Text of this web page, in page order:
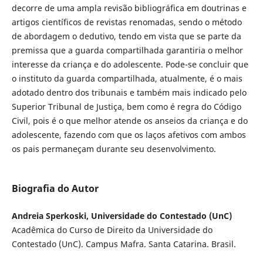
decorre de uma ampla revisão bibliográfica em doutrinas e
artigos científicos de revistas renomadas, sendo o método
de abordagem o dedutivo, tendo em vista que se parte da
premissa que a guarda compartilhada garantiria o melhor
interesse da criança e do adolescente. Pode-se concluir que
o instituto da guarda compartilhada, atualmente, é o mais
adotado dentro dos tribunais e também mais indicado pelo
Superior Tribunal de Justiça, bem como é regra do Código
Civil, pois é o que melhor atende os anseios da criança e do
adolescente, fazendo com que os laços afetivos com ambos
os pais permaneçam durante seu desenvolvimento.
Biografia do Autor
Andreia Sperkoski, Universidade do Contestado (UnC)
Acadêmica do Curso de Direito da Universidade do
Contestado (UnC). Campus Mafra. Santa Catarina. Brasil.